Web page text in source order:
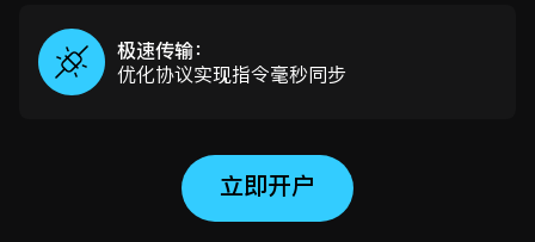
极速传输：
优化协议实现指令毫秒同步
立即开户